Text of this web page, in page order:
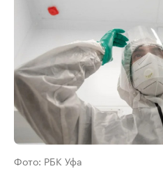
Фото: РБК Уфа